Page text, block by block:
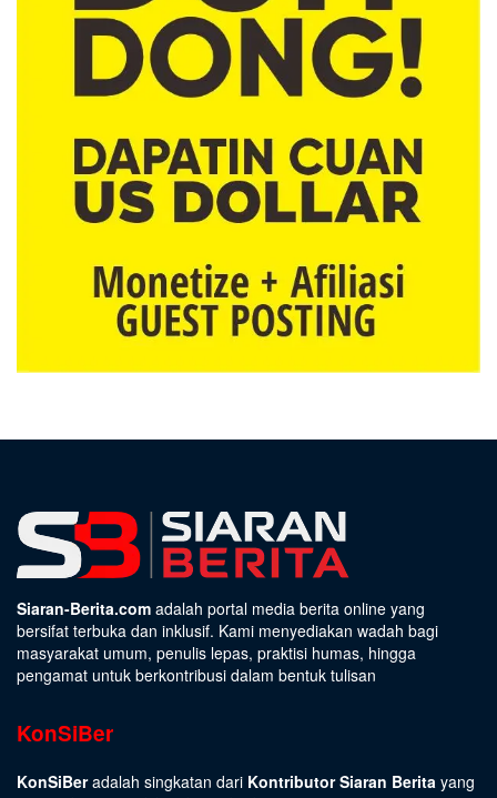
Siaran-Berita.com adalah portal media berita online yang
bersifat terbuka dan inklusif. Kami menyediakan wadah bagi
masyarakat umum, penulis lepas, praktisi humas, hingga
pengamat untuk berkontribusi dalam bentuk tulisan
KonSiBer
KonSiBeradalah singkatan dari Kontributor Siaran Berita yang